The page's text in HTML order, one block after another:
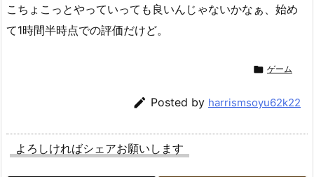
こちょこっとやっていっても良いんじゃないかなぁ、始め
て1時間半時点での評価だけど。
 ゲーム
 Posted by harrismsoyu62k22
よろしければシェアお願いします